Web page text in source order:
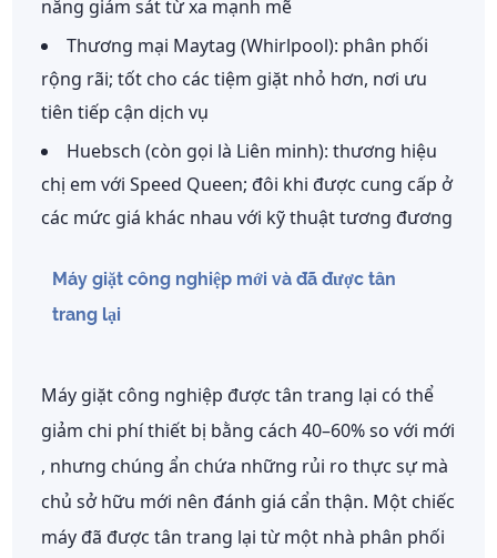
năng giám sát từ xa mạnh mẽ
Thương mại Maytag (Whirlpool): phân phối
rộng rãi; tốt cho các tiệm giặt nhỏ hơn, nơi ưu
tiên tiếp cận dịch vụ
Huebsch (còn gọi là Liên minh):thương hiệu
chị em với Speed Queen; đôi khi được cung cấp ở
các mức giá khác nhau với kỹ thuật tương đương
Máy giặt công nghiệp mới và đã được tân
trang lại
Máy giặt công nghiệp được tân trang lại có thể
giảm chi phí thiết bị bằng cách40–60% so với mới
, nhưng chúng ẩn chứa những rủi ro thực sự mà
chủ sở hữu mới nên đánh giá cẩn thận. Một chiếc
máy đã được tân trang lại từ một nhà phân phối